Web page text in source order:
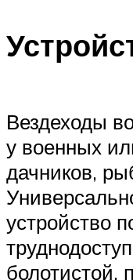
Вездеходы
у военных
дачников,
устройство
болотистой,